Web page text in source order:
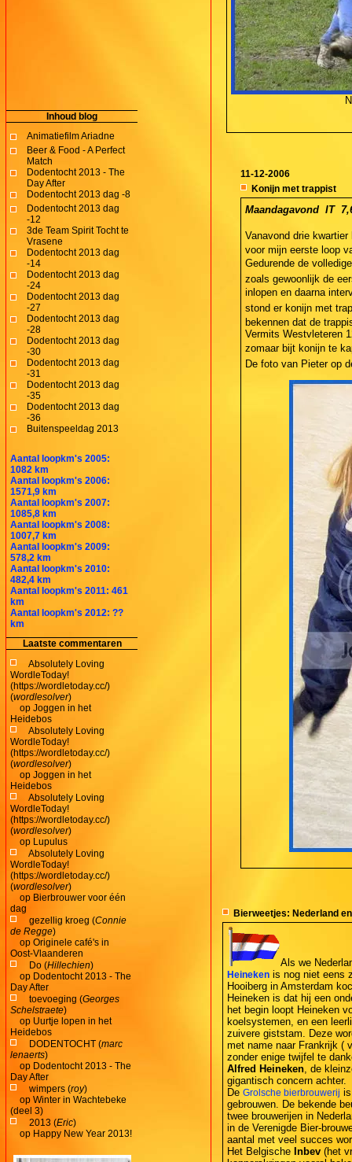
Inhoud blog
Animatiefilm Ariadne
Beer & Food - A Perfect
Match
Dodentocht 2013 - The
Day After
Dodentocht 2013 dag -8
Dodentocht 2013 dag
-12
3de Team Spirit Tocht te
Vrasene
Dodentocht 2013 dag
-14
Dodentocht 2013 dag
-24
Dodentocht 2013 dag
-27
Dodentocht 2013 dag
-28
Dodentocht 2013 dag
-30
Dodentocht 2013 dag
-31
Dodentocht 2013 dag
-35
Dodentocht 2013 dag
-36
Buitenspeeldag 2013
Aantal loopkm's 2005:
1082 km
Aantal loopkm's 2006:
1571,9 km
Aantal loopkm's 2007:
1085,8 km
Aantal loopkm's 2008:
1007,7 km
Aantal loopkm's 2009:
578,2 km
Aantal loopkm's 2010:
482,4 km
Aantal loopkm's 2011: 461
km
Aantal loopkm's 2012: ??
km
Laatste commentaren
Absolutely Loving
WordleToday!
(https://wordletoday.cc/)
(wordlesolver)
op Joggen in het
Heidebos
Absolutely Loving
WordleToday!
(https://wordletoday.cc/)
(wordlesolver)
op Joggen in het
Heidebos
Absolutely Loving
WordleToday!
(https://wordletoday.cc/)
(wordlesolver)
op Lupulus
Absolutely Loving
WordleToday!
(https://wordletoday.cc/)
(wordlesolver)
op Bierbrouwer voor één
dag
gezellig kroeg (Connie
de Regge)
op Originele café's in
Oost-Vlaanderen
Do (Hillechien)
op Dodentocht 2013 - The
Day After
toevoeging (Georges
Schelstraete)
op Uurtje lopen in het
Heidebos
DODENTOCHT (marc
lenaerts)
op Dodentocht 2013 - The
Day After
wimpers (roy)
op Winter in Wachtebeke
(deel 3)
2013 (Eric)
op Happy New Year 2013!
11-12-2006
Konijn met trappist
Maandagavond  IT 
Vanavond drie
voor mijn eerste loop
Gedurende de
zoals gewoonlijk de
inlopen en daarna
stond er konijn met
bekennen dat de
Vermits Westvleteren
zomaar bijt konijn te
De foto van Pieter op
Bierweetjes: Nederland
Als we
Heineken is nog niet eens
Hooiberg in Amsterdam
Heineken is dat hij een
het begin loopt Heineken
koelsystemen, en een
zuivere giststam. Deze
met name naar Frankrijk (
zonder enige twijfel te
Alfred Heineken , de
gigantisch concern achter.
De Grolsche bierbrouwerij
gebrouwen. De bekende
twee brouwerijen in
in de Verenigde Bier-
aantal met veel succes
Het Belgische Inbev (het